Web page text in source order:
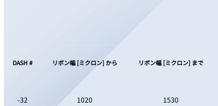
DASH # リボン幅 [ミクロン] から リボン幅 [ミクロン] まで
-32 1020 1530